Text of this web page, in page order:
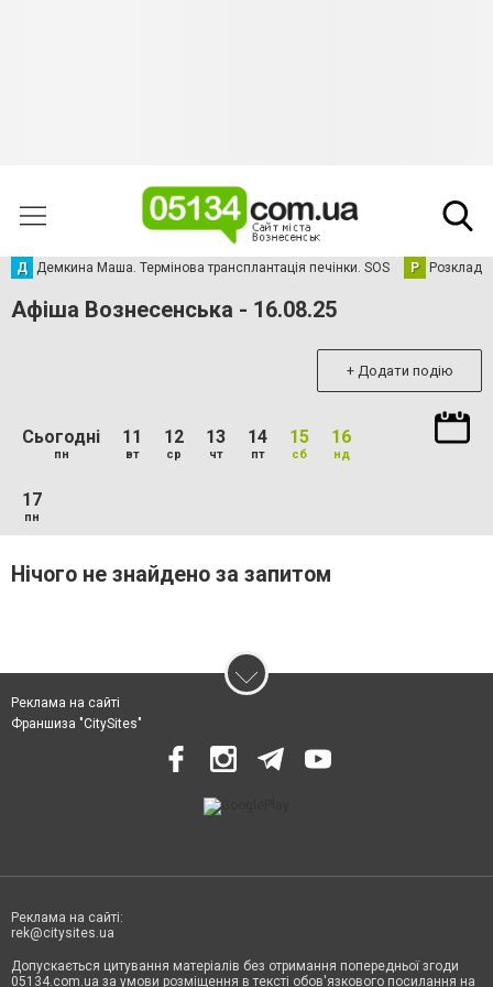
Д Демкина Маша. Термінова трансплантація печінки. SOS Р Розклад
Афіша Вознесенська - 16.08.25
+ Додати подію
Сьогодні
пн
11
вт
12
ср
13
чт
14
пт
15
сб
16
нд
17
пн
Нічого не знайдено за запитом
Реклама на сайті
Франшиза "CitySites"
Реклама на сайті:
rek@citysites.ua
Допускається цитування матеріалів без отримання попередньої згоди
05134.com.ua за умови розміщення в тексті обов'язкового посилання на